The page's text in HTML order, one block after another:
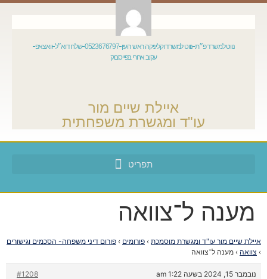
נווט למשרד פ״ת נווט למשרד וקליניקה ראש העין 0523676797 שלח דוא״ל וואצאפ
עקוב אחרי בפייסבוק
איילת שיים מור
עו"ד ומגשרת משפחתית
מענה ל־צוואה
איילת שיים מור עו"ד ומגשרת מוסמכת › פורומים › פורום דיני משפחה- הסכמים וגישורים
› צוואה › מענה ל־צוואה
נובמבר 15, 2024 בשעה 1:22 am
#1208